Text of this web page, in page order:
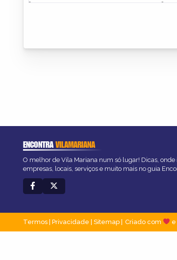
ENCONTRAVILAMARIANA
O melhor de Vila Mariana num só lugar! Dicas, onde
empresas, locais, serviços e muito mais no guia
Termos Privacidade Sitemap Criado com e